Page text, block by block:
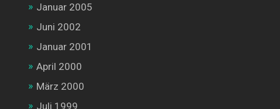
Januar 2005
Juni 2002
Januar 2001
April 2000
März 2000
Juli 1999